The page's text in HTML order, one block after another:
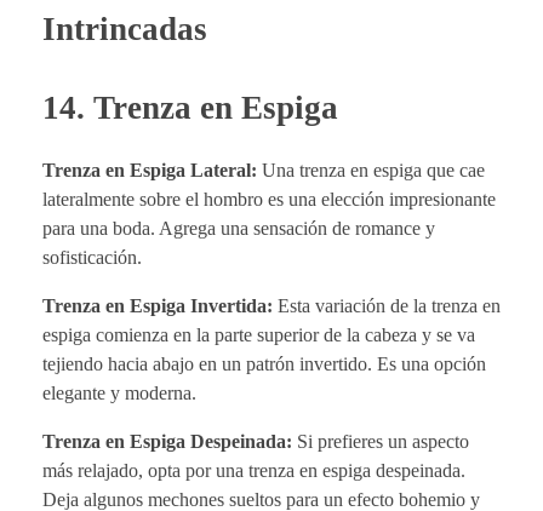
Intrincadas
14. Trenza en Espiga
Trenza en Espiga Lateral: Una trenza en espiga que cae
lateralmente sobre el hombro es una elección impresionante
para una boda. Agrega una sensación de romance y
sofisticación.
Trenza en Espiga Invertida: Esta variación de la trenza en
espiga comienza en la parte superior de la cabeza y se va
tejiendo hacia abajo en un patrón invertido. Es una opción
elegante y moderna.
Trenza en Espiga Despeinada: Si prefieres un aspecto
más relajado, opta por una trenza en espiga despeinada.
Deja algunos mechones sueltos para un efecto bohemio y